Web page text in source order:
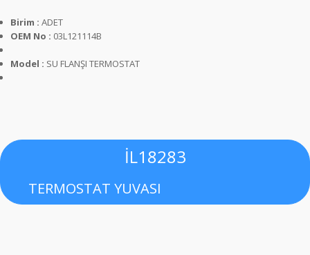
Birim : ADET
OEM No : 03L121114B
Model : SU FLANŞI TERMOSTAT
İL18283
TERMOSTAT YUVASI